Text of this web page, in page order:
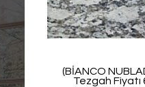
(BİANCO
Tezgah Fiyatı